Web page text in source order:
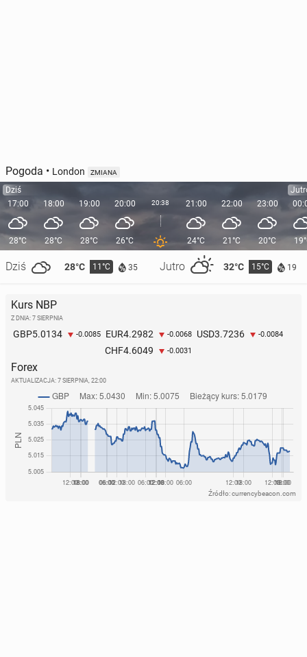
Pogoda • London ZMIANA
Dziś
17:00
28°C
Dziś 28°C 11°C 35 Jutro 32°C 15°C 19
18:00
28°C
19:00
28°C
20:00
26°C
20:38 21:00
24°C
22:00
21°C
23:00
20°C
Kurs NBP
Z DNIA: 7 SIERPNIA
GBP5.0134 -0.0085 EUR4.2982 -0.0068 USD3.7236 -0.0084
CHF4.6049 -0.0031
Forex
AKTUALIZACJA: 7 SIERPNIA, 22:00
Źródło: currencybeacon.com